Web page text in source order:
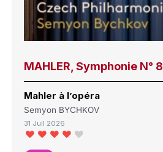
MAHLER, Symphonie N° 8
Mahler à l’opéra
Semyon BYCHKOV
31 Juil 2026